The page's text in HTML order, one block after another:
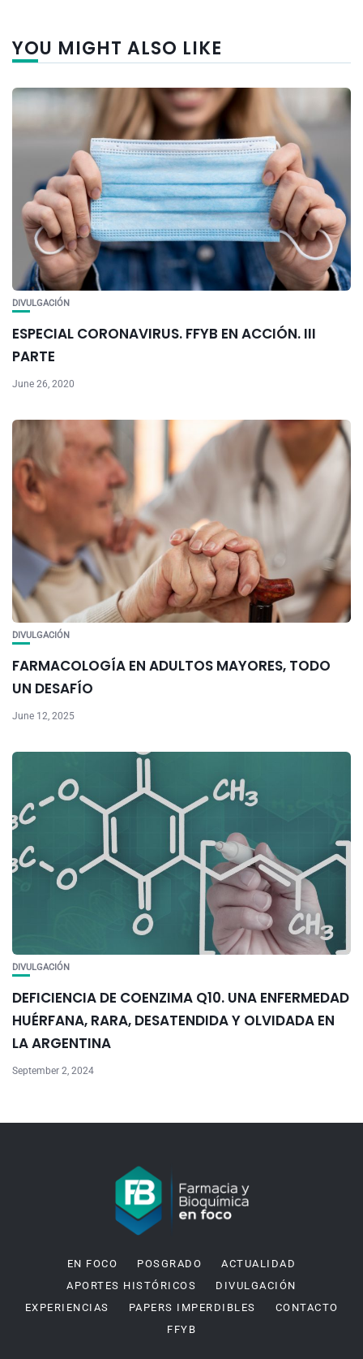
YOU MIGHT ALSO LIKE
DIVULGACIÓN
ESPECIAL CORONAVIRUS. FFYB EN ACCIÓN. III
PARTE
June 26, 2020
DIVULGACIÓN
FARMACOLOGÍA EN ADULTOS MAYORES, TODO
UN DESAFÍO
June 12, 2025
DIVULGACIÓN
DEFICIENCIA DE COENZIMA Q10. UNA ENFERMEDAD
HUÉRFANA, RARA, DESATENDIDA Y OLVIDADA EN
LA ARGENTINA
September 2, 2024
EN FOCO POSGRADO
ACTUALIDAD
APORTES HISTÓRICOS
DIVULGACIÓN
EXPERIENCIAS
PAPERS IMPERDIBLES
CONTACTO
FFYB